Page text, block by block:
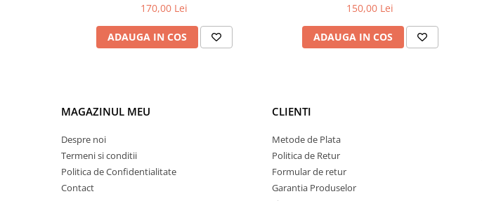
170,00 Lei
ADAUGA IN COS
150,00 Lei
ADAUGA IN COS
MAGAZINUL MEU
Despre noi
Termeni si conditii
Politica de Confidentialitate
Contact
CLIENTI
Metode de Plata
Politica de Retur
Formular de retur
Garantia Produselor